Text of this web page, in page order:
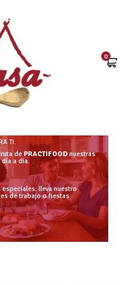
0
TI.
de PRACTIFOOD nuestras
a día.
lleva nuestro
de trabajo o fiestas